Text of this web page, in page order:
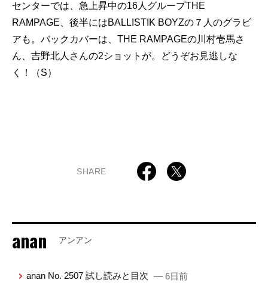
センターでは、急上昇中の16人グループTHE
RAMPAGE、後半にはBALLISTIK BOYZの７人のグラビ
アも。バックカバーは、THE RAMPAGEの川村壱馬さ
ん、吉野北人さんの2ショットが。どうぞお見逃しな
く！（S）
SHARE
anan アンアン
anan No. 2507 試し読みと目次 — 6日前